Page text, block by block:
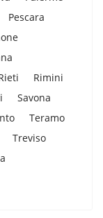
Pescara
Rimini
Savona
Teramo
Treviso